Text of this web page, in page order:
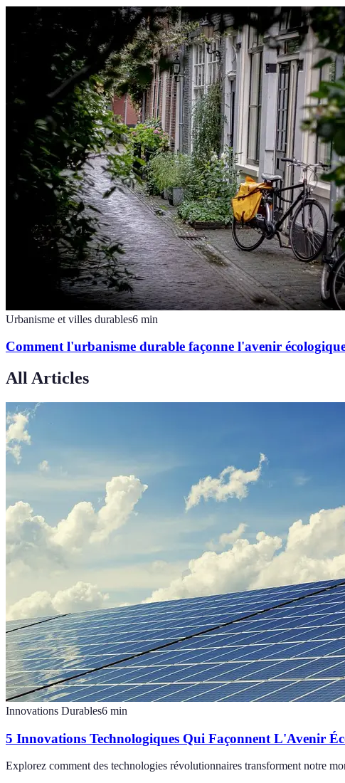
Urbanisme et villes durables6 min
Comment l'urbanisme durable façonne l'avenir
All Articles
Innovations Durables6 min
5 Innovations Technologiques Qui Façonnent L'Avenir
Explorez comment des technologies révolutionnaires transforment notre